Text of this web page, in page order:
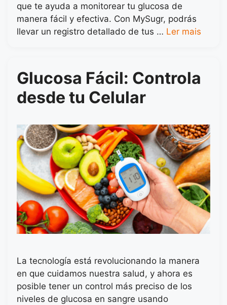
que te ayuda a monitorear tu glucosa de
manera fácil y efectiva. Con MySugr, podrás
llevar un registro detallado de tus … Ler mais
Glucosa Fácil: Controla
desde tu Celular
La tecnología está revolucionando la manera
en que cuidamos nuestra salud, y ahora es
posible tener un control más preciso de los
niveles de glucosa en sangre usando